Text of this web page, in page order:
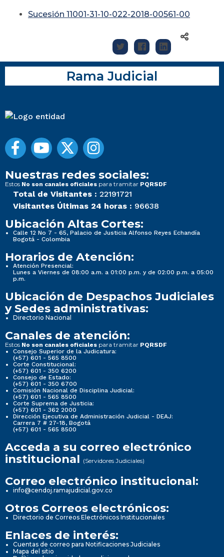
Sucesión 11001-31-10-022-2018-00561-00
Rama Judicial
Nuestras redes sociales:
Estos No son canales oficiales para tramitar PQRSDF
Total de Visitantes : 22191721
Visitantes Últimas 24 horas : 96638
Ubicación Altas Cortes:
Calle 12 No 7 - 65, Palacio de Justicia Alfonso Reyes Echandía
Bogotá - Colombia
Horarios de Atención:
Atención Presencial:
Lunes a Viernes de 08:00 a.m. a 01:00 p.m. y de 02:00 p.m. a 05:00
p.m.
Ubicación de Despachos Judiciales
y Sedes administrativas:
Directorio Nacional
Canales de atención:
Estos No son canales oficiales para tramitar PQRSDF
Consejo Superior de la Judicatura:
(+57) 601 - 565 8500
Corte Constitucional:
(+57) 601 - 350 6200
Consejo de Estado:
(+57) 601 - 350 6700
Comisión Nacional de Disciplina Judicial:
(+57) 601 - 565 8500
Corte Suprema de Justicia:
(+57) 601 - 362 2000
Dirección Ejecutiva de Administración Judicial - DEAJ:
Carrera 7 # 27-18, Bogotá
(+57) 601 - 565 8500
Acceda a su correo electrónico
institucional (Servidores Judiciales)
Correo electrónico institucional:
info@cendoj.ramajudicial.gov.co
Otros Correos electrónicos:
Directorio de Correos Electrónicos Institucionales
Enlaces de interés:
Cuentas de correo para Notificaciones Judiciales
Mapa del sitio